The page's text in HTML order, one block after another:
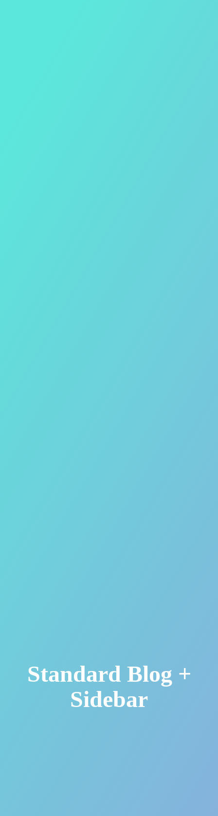
Standard Blog +
Sidebar